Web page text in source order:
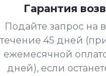
Гарантия
Подайте запрос на
течение 45 дней
ежемесячной
дней), если